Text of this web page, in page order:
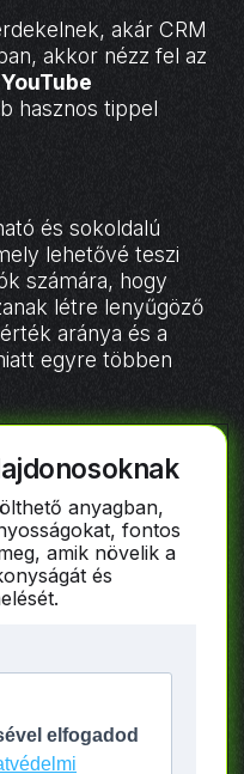
akár CRM
akkor nézz fel az
YouTube
hasznos tippel
és sokoldalú
lehetővé teszi
számára, hogy
létre lenyűgöző
aránya és a
egyre többen
anyagban,
fontos
amik növelik a
és